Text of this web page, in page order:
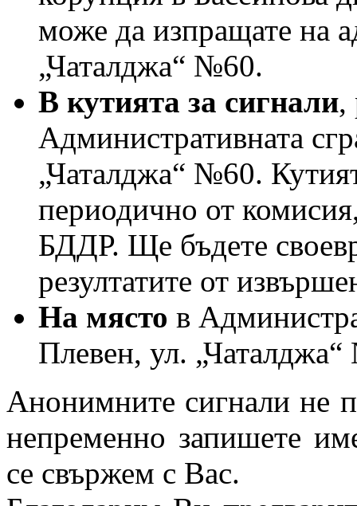
може да изпращате на
„Чаталджа“ №60.
В кутията за сигнали,
Административната
„Чаталджа“ №60.
периодично от
БДДР. Ще бъдете
резултатите от
На място в
Плевен, ул.
Анонимните сигнали не
непременно запишете
се свържем с Вас.